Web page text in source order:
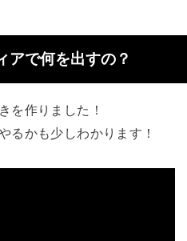
アで何を出すの？
を作りました！
るかも少しわかります！